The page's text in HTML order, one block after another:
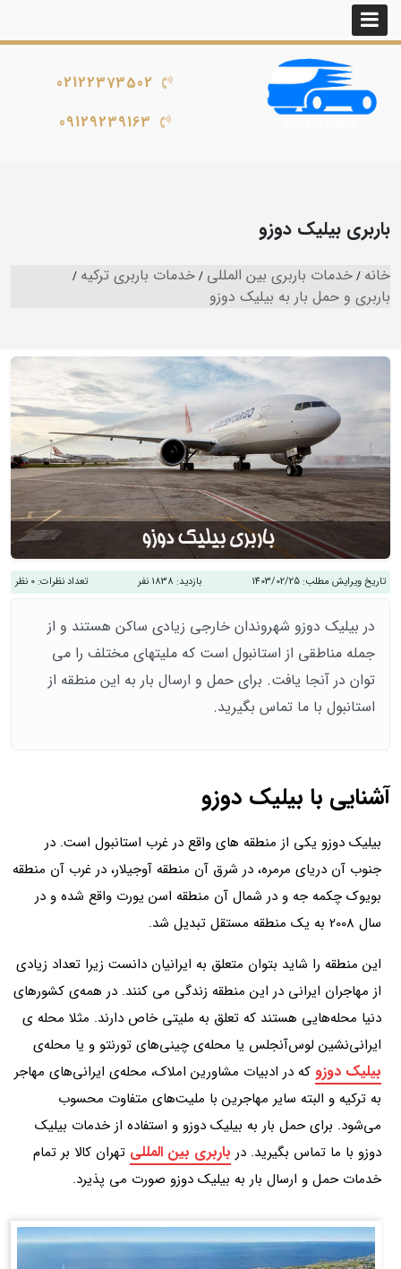
02122373502
09129239163
باربری بیلیک دوزو
خانه خدمات باربری بین المللی خدمات باربری ترکیه
باربری و حمل بار به بیلیک دوزو
تاریخ ویرایش مطلب: 1403/02/25 بازدید: 1838 نفر تعداد نظرات: 0 نظر
در بیلیک دوزو شهروندان خارجی زیادی ساکن هستند و از
جمله مناطقی از استانبول است که ملیتهای مختلف را می
توان در آنجا یافت. برای حمل و ارسال بار به این منطقه از
استانبول با ما تماس بگیرید.
آشنایی با بیلیک دوزو
بیلیک دوزو یکی از منطقه های واقع در غرب استانبول است. در
جنوب آن دریای مرمره، در شرق آن منطقه آوجیلار، در غرب آن منطقه
بویوک چکمه جه و در شمال آن منطقه اسن یورت واقع شده و در
سال 2008 به یک منطقه مستقل تبدیل شد.
این منطقه را شاید بتوان متعلق به ایرانیان دانست زیرا تعداد زیادی
از مهاجران ایرانی در این منطقه زندگی می کنند. در همه‌ی کشورهای
دنیا محله‌هایی هستند که تعلق به ملیتی خاص دارند. مثلا محله‌ ی
ایرانی‌نشین لوس‌آنجلس یا محله‌ی چینی‌های تورنتو و یا محله‌ی
بیلیک دوزو که در ادبیات مشاورین املاک، محله‌ی ایرانی‌های مهاجر
به ترکیه و البته سایر مهاجرین با ملیت‌های متفاوت محسوب
می‌شود. برای حمل بار به بیلیک دوزو و استفاده از خدمات بیلیک
دوزو با ما تماس بگیرید. در باربری بین المللی تهران کالا بر تمام
خدمات حمل و ارسال بار به بیلیک دوزو صورت می پذیرد.